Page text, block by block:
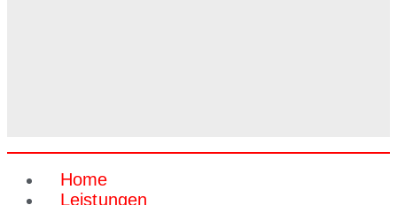
Home
Leistungen